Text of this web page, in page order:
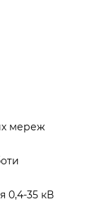
мереж
0,4-35 кВ